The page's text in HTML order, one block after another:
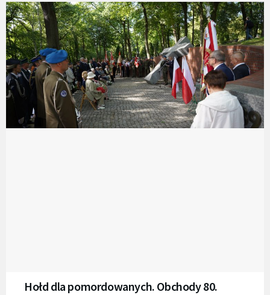
Hołd dla pomordowanych. Obchody 80.